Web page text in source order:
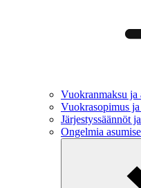
Vuokranmaksu ja
Vuokrasopimus
Järjestyssäännöt
Ongelmia